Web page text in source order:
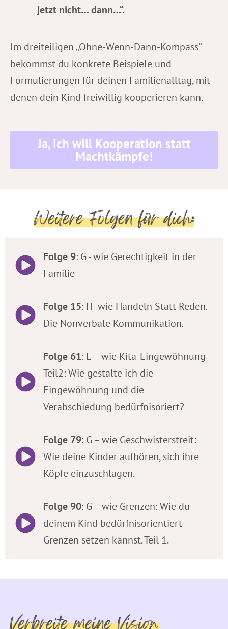
jetzt nicht… dann…“.
Im dreiteiligen „Ohne-Wenn-Dann-Kompass”
bekommst du konkrete Beispiele und
Formulierungen für deinen Familienalltag, mit
denen dein Kind freiwillig kooperieren kann.
Ja, ich will Kooperation statt
Machtkämpfe!
Weitere Folgen für dich:
Folge 9: G - wie Gerechtigkeit in der
Familie
Folge 15: H- wie Handeln Statt Reden.
Die Nonverbale Kommunikation.
Folge 61: E – wie Kita-Eingewöhnung
Teil2: Wie gestalte ich die
Eingewöhnung und die
Verabschiedung bedürfnisoriert?
Folge 79: G – wie Geschwisterstreit:
Wie deine Kinder aufhören, sich ihre
Köpfe einzuschlagen.
Folge 90: G – wie Grenzen: Wie du
deinem Kind bedürfnisorientiert
Grenzen setzen kannst. Teil 1.
Verbreite meine Vision